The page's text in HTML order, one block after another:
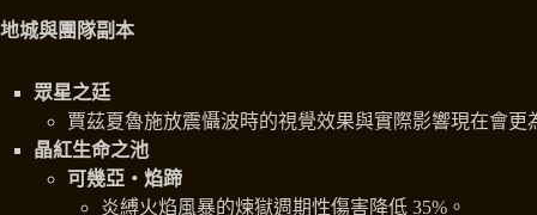
地城與團隊副本
眾星之廷
賈茲夏魯施放震懾波時的視覺效果與實際影響現在會更
晶紅生命之池
可幾亞‧焰蹄
炎縛火焰風暴的煉獄週期性傷害降低 35%。